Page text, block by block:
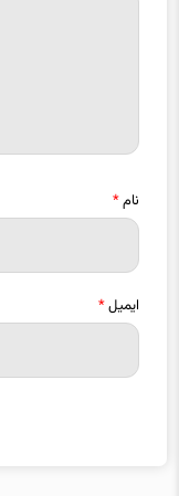
نام*
ایمیل*